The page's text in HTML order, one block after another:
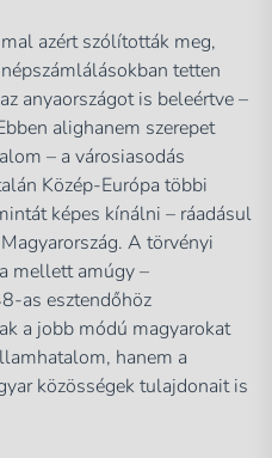
azért szólították meg,
tetten
anyaországot is beleértve –
alighanem szerepet
– a városiasodás
Közép-Európa többi
képes kínálni – ráadásul
A törvényi
mellett amúgy –
as esztendőhöz
a jobb módú magyarokat
hanem a
közösségek tulajdonait is